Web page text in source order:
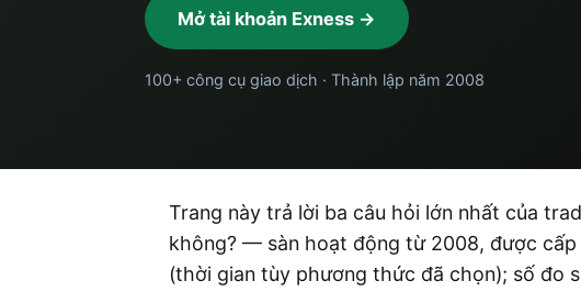
Mở tài khoản Exness →
100+ công cụ giao dịch · Thành lập năm 2008
Trang này trả lời ba câu hỏi lớn nhất của
không? — sàn hoạt động từ 2008, được
(thời gian tùy phương thức đã chọn); số đo